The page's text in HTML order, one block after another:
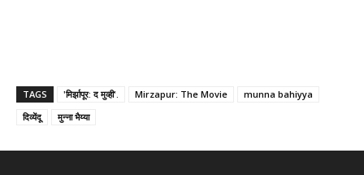
TAGS 'मिर्झापूर: द मुव्ही'. Mirzapur: The Movie
munna bahiyya
दिव्येंदू
मुन्ना भैय्या